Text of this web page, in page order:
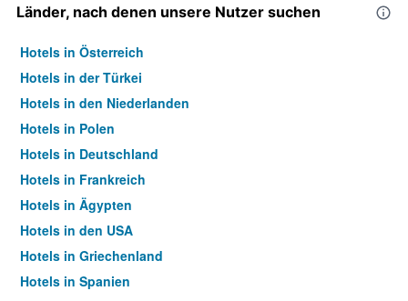
Länder, nach denen unsere Nutzer suchen
Hotels in Österreich
Hotels in der Türkei
Hotels in den Niederlanden
Hotels in Polen
Hotels in Deutschland
Hotels in Frankreich
Hotels in Ägypten
Hotels in den USA
Hotels in Griechenland
Hotels in Spanien